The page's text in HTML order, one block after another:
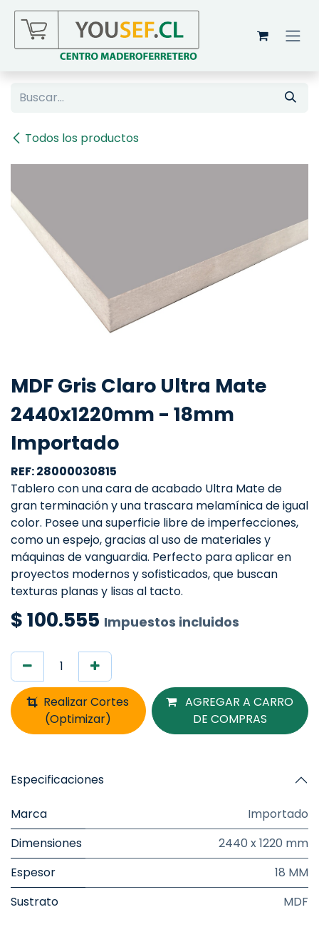
Ir al contenido
Todos los productos
MDF Gris Claro Ultra Mate
2440x1220mm - 18mm
Importado
REF: 28000030815
Tablero con una cara de acabado Ultra Mate de
gran terminación y una trascara melamínica de igual
color. Posee una superficie libre de imperfecciones,
como un espejo, gracias al uso de materiales y
máquinas de vanguardia. Perfecto para aplicar en
proyectos modernos y sofisticados, que buscan
texturas planas y lisas al tacto.
$100.555 Impuestos incluidos
Realizar Cortes
(Optimizar)
AGREGAR A CARRO
DE COMPRAS
Especificaciones
Marca
Importado
Dimensiones
2440 x 1220 mm
Espesor
18 MM
Sustrato
MDF